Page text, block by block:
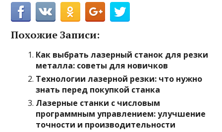
Похожие Записи:
Как выбрать лазерный станок для резки
металла: советы для новичков
Технологии лазерной резки: что нужно
знать перед покупкой станка
Лазерные станки с числовым
программным управлением: улучшение
точности и производительности